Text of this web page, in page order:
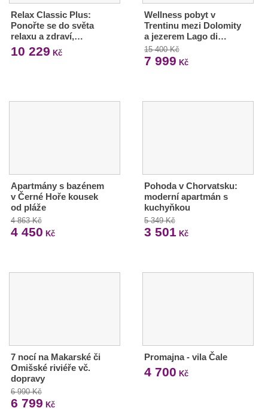
Relax Classic Plus:
Ponořte se do světa
relaxu a zdraví,…
10 229 Kč
Wellness pobyt v
Trentinu mezi Dolomity
a jezerem Lago di…
15 400 Kč
7 999 Kč
Apartmány s bazénem
v Černé Hoře kousek
od pláže
4 863 Kč
4 450 Kč
Pohoda v Chorvatsku:
moderní apartmán s
kuchyňkou
5 349 Kč
3 501 Kč
7 nocí na Makarské či
Omišské riviéře vč.
dopravy
6 990 Kč
6 799 Kč
Promajna - vila Čale
4 700 Kč